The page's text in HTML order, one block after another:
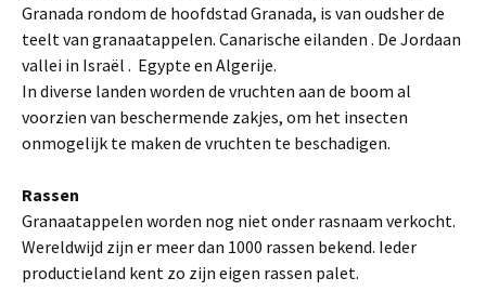
Granada rondom de hoofdstad Granada, is van oudsher de
teelt van granaatappelen. Canarische eilanden . De Jordaan
vallei in Israël . Egypte en Algerije.
In diverse landen worden de vruchten aan de boom al
voorzien van beschermende zakjes, om het insecten
onmogelijk te maken de vruchten te beschadigen.
Rassen
Granaatappelen worden nog niet onder rasnaam verkocht.
Wereldwijd zijn er meer dan 1000 rassen bekend. Ieder
productieland kent zo zijn eigen rassen palet.